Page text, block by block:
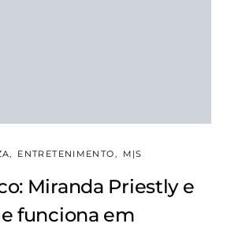
ENTRETENIMENTO M|S
Miranda Priestly e
funciona em